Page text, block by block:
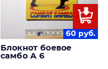
60 руб.
Блокнот боевое
самбо А 6